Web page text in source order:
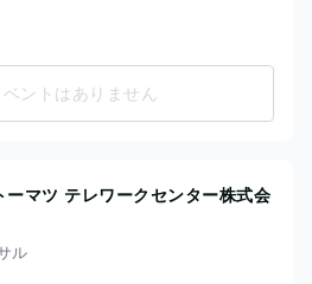
ントはありません
ーマツ テレワークセンター株式会
ル